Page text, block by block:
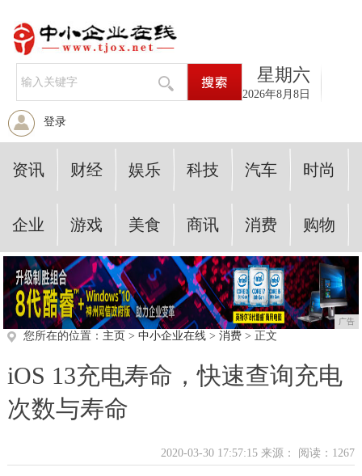
星期六
2026年8月8日
登录
资讯 财经 娱乐 科技 汽车 时尚
企业 游戏 美食 商讯 消费 购物
广告
您所在的位置： 主页 > 中小企业在线> 消费> 正文
iOS 13充电寿命，快速查询充电
次数与寿命
2020-03-30 17:57:15 来源： 阅读：1267